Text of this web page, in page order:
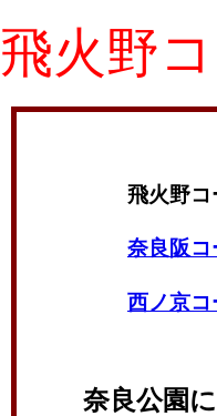
飛火野
飛火野
奈良阪コ
西ノ京コ
奈良公園